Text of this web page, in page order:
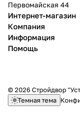
Первомайская 44
Интернет-магазин
Компания
Информация
Помощь
© 2026 Стройдвор
Темная тема